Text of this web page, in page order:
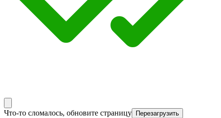
Что-то сломалось, обновите страницу Перезагрузить